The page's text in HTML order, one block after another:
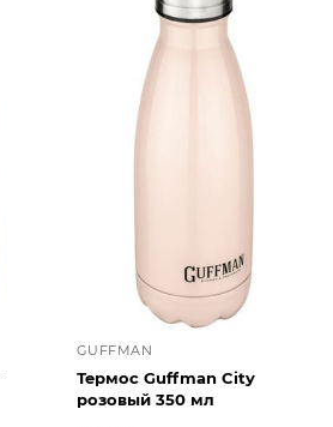
GUFFMAN
Термос Guffman City
розовый 350 мл